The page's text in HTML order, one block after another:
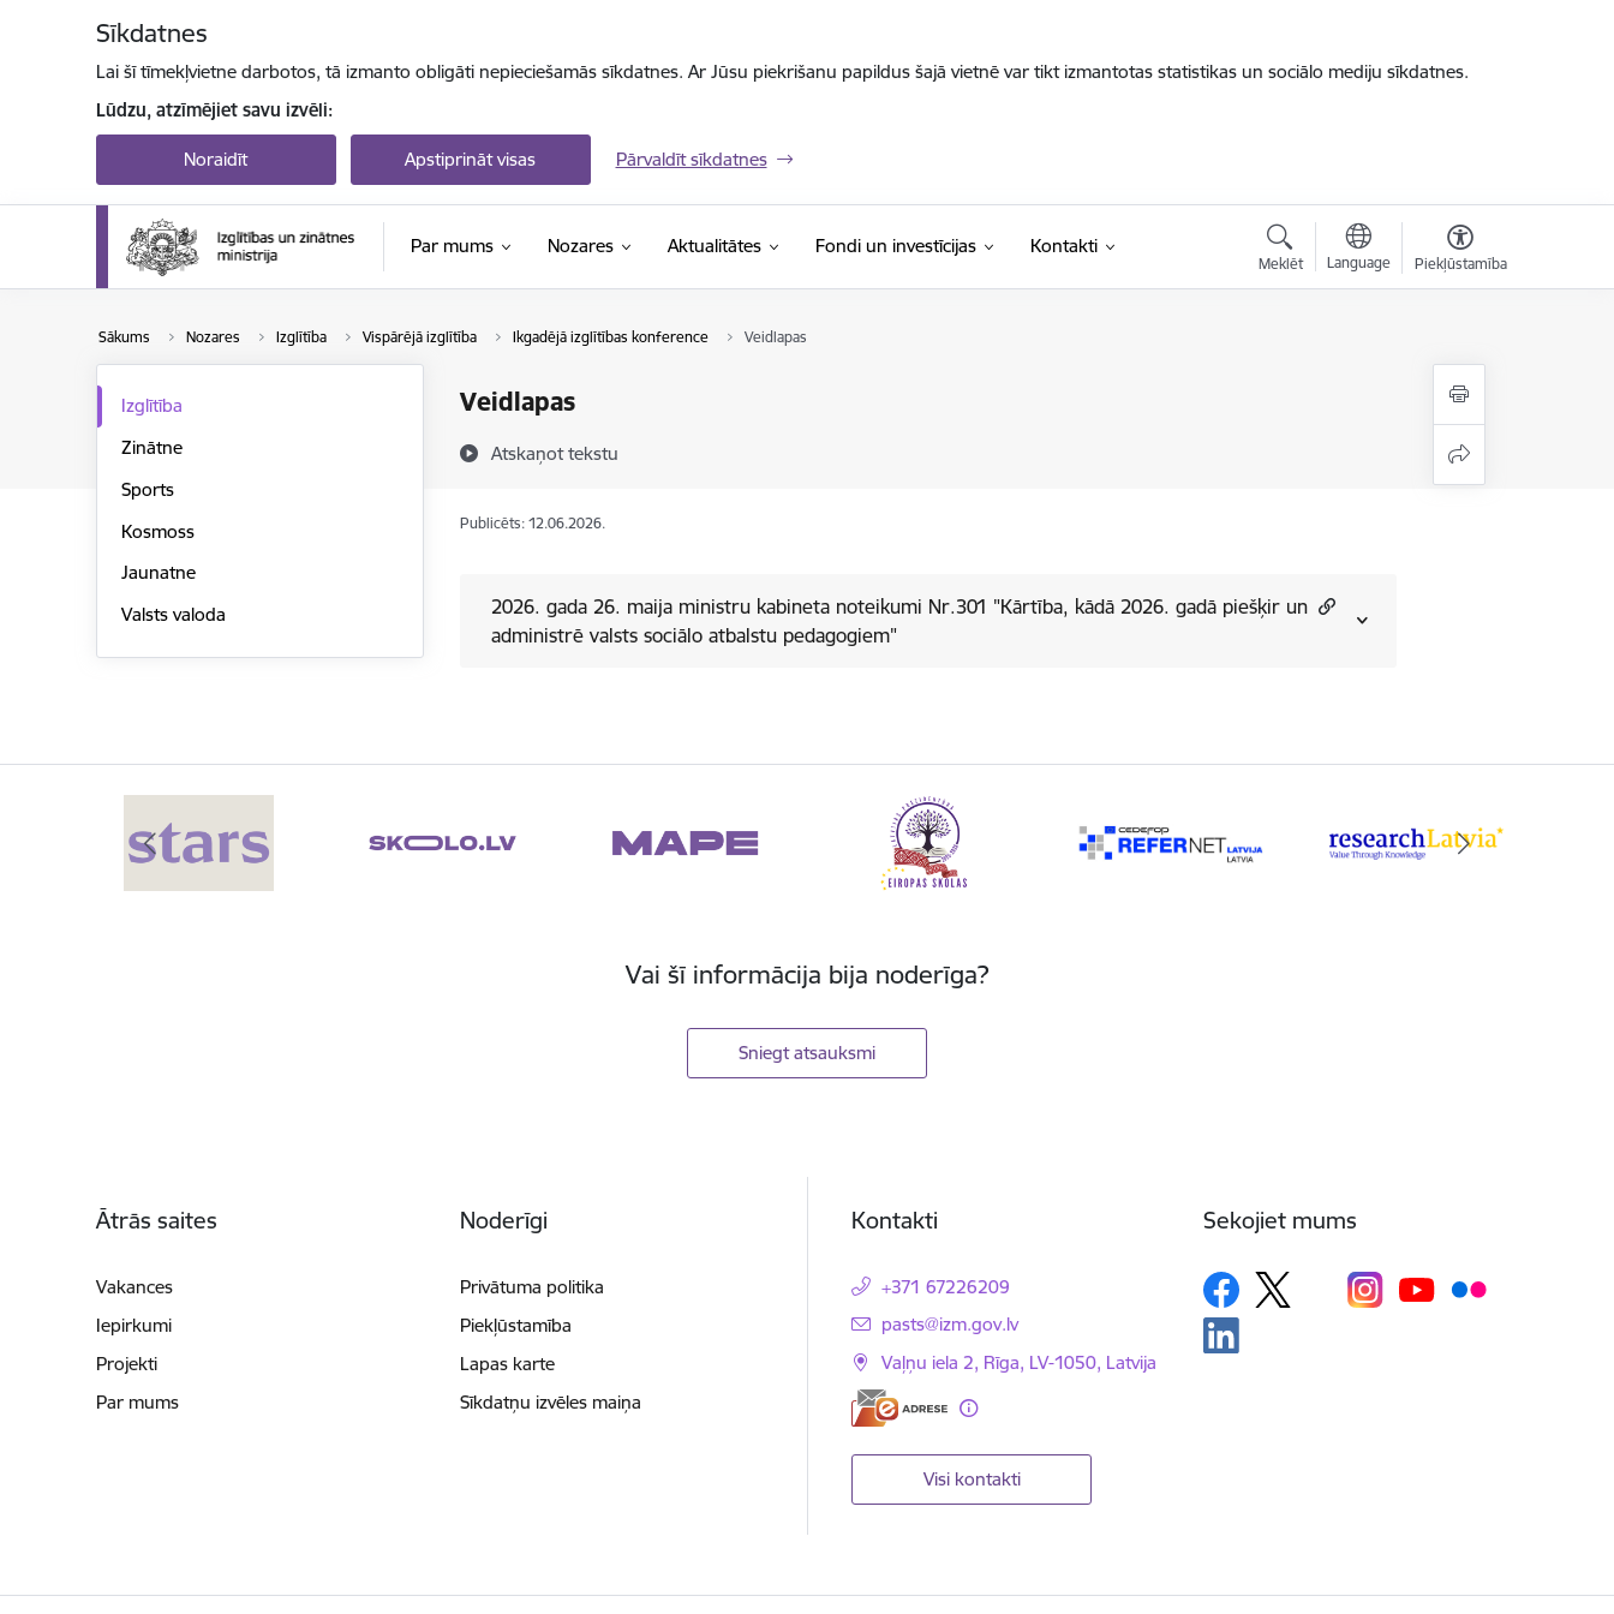
Sīkdatnes
Lai šī tīmekļvietne darbotos, tā izmanto obligāti nepieciešamās sīkdatnes. Ar Jūsu piekrišanu papildus šajā vietnē var tikt izmantotas statistikas un sociālo mediju sīkdatnes.
Lūdzu, atzīmējiet savu izvēli:
Noraidīt Apstiprināt visas Pārvaldīt sīkdatnes
Par mums Nozares Aktualitātes Fondi un investīcijas Kontakti
Meklēt Language Piekļūstamība
Sākums Nozares Izglītība Vispārējā izglītība Ikgadējā izglītības konference Veidlapas
Veidlapas
Atskaņot tekstu
Izglītība
Zinātne
Sports
Kosmoss
Jaunatne
Valsts valoda
Publicēts: 12.06.2026.
2026. gada 26. maija ministru kabineta noteikumi Nr.301 "Kārtība, kādā 2026. gadā piešķir un
administrē valsts sociālo atbalstu pedagogiem"
Vai šī informācija bija noderīga?
Sniegt atsauksmi
Ātrās saites
Vakances
Iepirkumi
Projekti
Par mums
Noderīgi
Privātuma politika
Piekļūstamība
Lapas karte
Sīkdatņu izvēles maiņa
Kontakti
+371 67226209
E-pasts:
pasts@izm.gov.lv
Vaļņu iela 2, Rīga, LV-1050, Latvija
Visi kontakti
Sekojiet mums